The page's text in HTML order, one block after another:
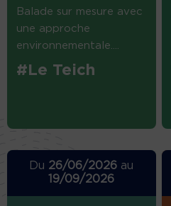
Balade sur mesure avec
une approche
environnementale....
#Le Teich
Du 26/06/2026 au
19/09/2026